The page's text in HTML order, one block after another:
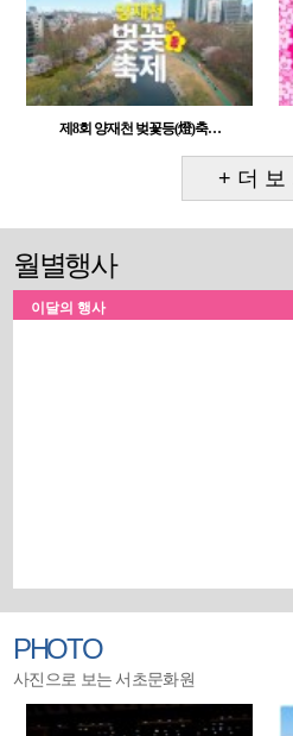
제8회 양재천 벚꽃등(燈)축…
+ 더 보
월별행사
이달의 행사
PHOTO
사진으로 보는 서초문화원